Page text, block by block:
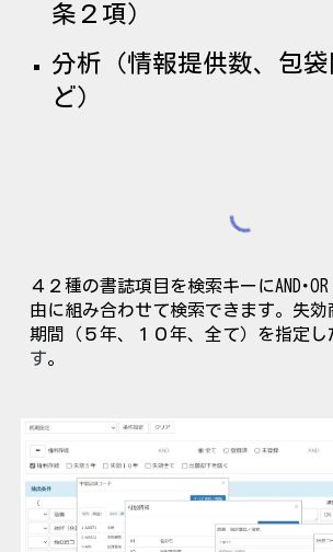
条２項）
分析（情報提供数、包
ど）
４２種の書誌項目を検索キーにAND･OR
由に組み合わせて検索できます。失効
期間（５年、１０年、全て）を指定し
す。